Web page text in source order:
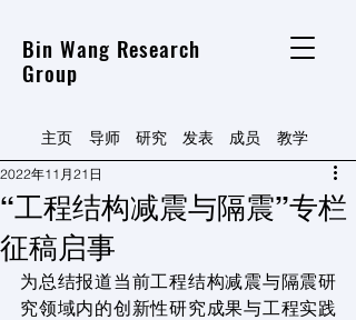
Bin Wang Research
Group
主页 导师 研究 发表 ​教学
​成员
“工程结构减震与隔震”专栏
征稿启事
2022年11月21日
为总结报道当前工程结构减震与隔震研
究领域内的创新性研究成果与工程实践